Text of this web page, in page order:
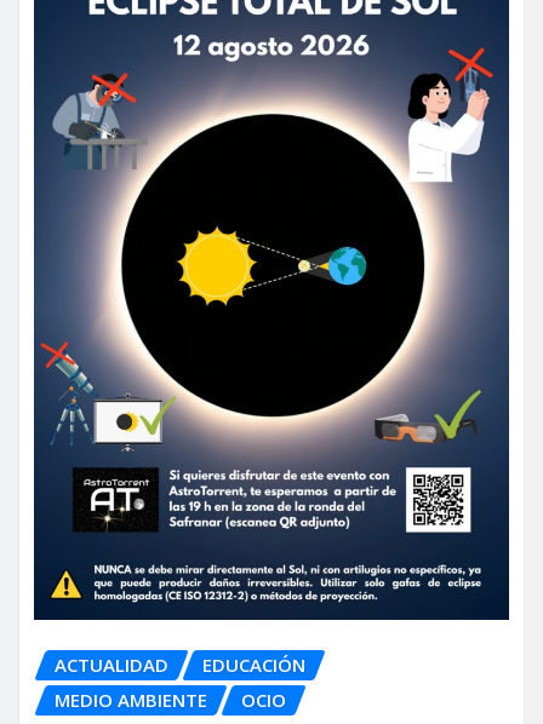
ACTUALIDAD
EDUCACIÓN
MEDIO AMBIENTE
OCIO